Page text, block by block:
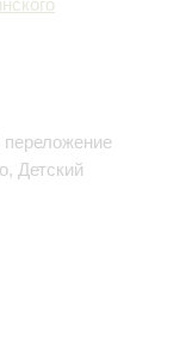
переложение
, Детский